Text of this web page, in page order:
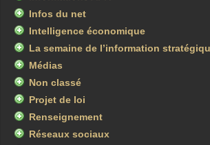
Infos du net
Intelligence économique
La semaine de l’information
Médias
Non classé
Projet de loi
Renseignement
Réseaux sociaux